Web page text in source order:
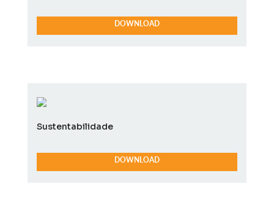
DOWNLOAD
Sustentabilidade
DOWNLOAD